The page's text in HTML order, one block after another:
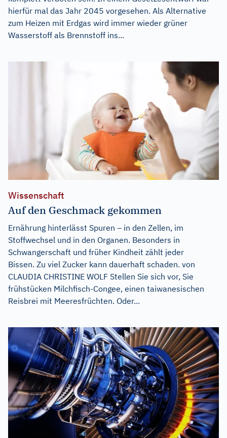
hierfür mal das Jahr 2045 vorgesehen. Als Alternative
zum Heizen mit Erdgas wird immer wieder grüner
Wasserstoff als Brennstoff ins...
Wissenschaft
Auf den Geschmack gekommen
Ernährung hinterlässt Spuren – in den Zellen, im
Stoffwechsel und in den Organen. Besonders in
Schwangerschaft und früher Kindheit zählt jeder
Bissen. Zu viel Zucker kann dauerhaft schaden. von
CLAUDIA CHRISTINE WOLF Stellen Sie sich vor, Sie
frühstücken Milchfisch-Congee, einen taiwanesischen
Reisbrei mit Meeresfrüchten. Oder...